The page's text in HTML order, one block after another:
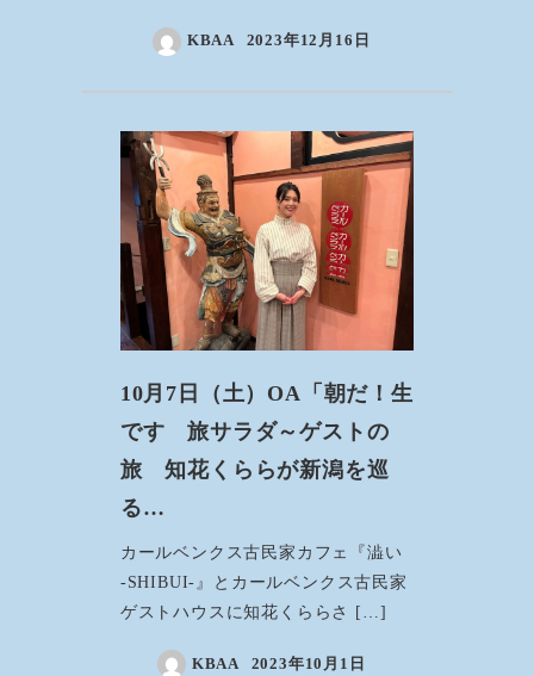
KBAA 2023年12月16日
10月7日（土）OA「朝だ！生
です 旅サラダ～ゲストの
旅 知花くららが新潟を巡
る…
カールベンクス古民家カフェ『澁い
-SHIBUI-』とカールベンクス古民家
ゲストハウスに知花くららさ […]
KBAA 2023年10月1日